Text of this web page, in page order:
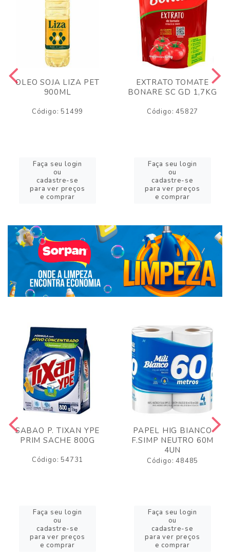
OLEO SOJA LIZA PET
900ML
Código: 51499
Faça seu login
ou
cadastre-se
para ver preços
e comprar
EXTRATO TOMATE
BONARE SC GD 1,7KG
Código: 45827
Faça seu login
ou
cadastre-se
para ver preços
e comprar
SABAO P. TIXAN YPE
PRIM SACHE 800G
Código: 54731
Faça seu login
ou
cadastre-se
para ver preços
e comprar
PAPEL HIG BIANCO
F.SIMP NEUTRO 60M
4UN
Código: 48485
Faça seu login
ou
cadastre-se
para ver preços
e comprar